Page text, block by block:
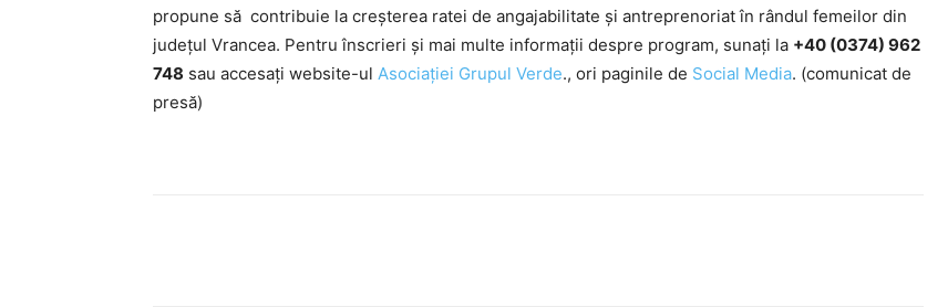
propune să contribuie la creșterea ratei de angajabilitate și antreprenoriat în rândul femeilor din
județul Vrancea. Pentru înscrieri și mai multe informații despre program, sunați la +40 (0374) 962
748 sau accesați website-ul Asociației Grupul Verde., ori paginile de Social Media. (comunicat de
presă)